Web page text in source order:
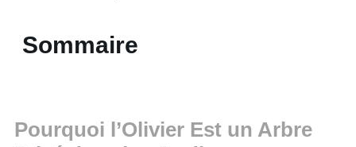
Sommaire
Pourquoi l’Olivier Est un Arbre